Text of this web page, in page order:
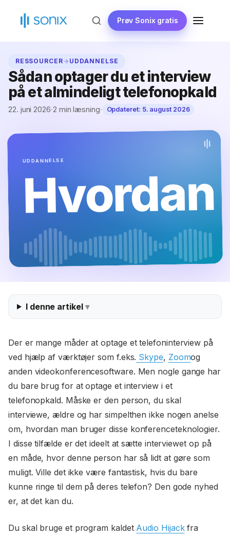
indhold
Prøv Sonix gratis MENU
RESSOURCER→ UDDANNELSE
Sådan optager du et interview
på et almindeligt telefonopkald
22. juni 2026·2 min læsning· Opdateret: 5. august 2026
UDDANNELSE
Hvordan
I denne artikel
Der er mange måder at optage et telefoninterview på
ved hjælp af værktøjer som f.eks. Skype, Zoomog
anden videokonferencesoftware. Men nogle gange har
du bare brug for at optage et interview i et
telefonopkald. Måske er den person, du skal
interviewe, ældre og har simpelthen ikke nogen anelse
om, hvordan man bruger disse konferenceteknologier.
I disse tilfælde er det ideelt at sætte interviewet op på
en måde, hvor denne person har så lidt at gøre som
muligt. Ville det ikke være fantastisk, hvis du bare
kunne ringe til dem på deres telefon? Den gode nyhed
er, at det kan du.
Du skal bruge et program kaldet Audio Hijackfra